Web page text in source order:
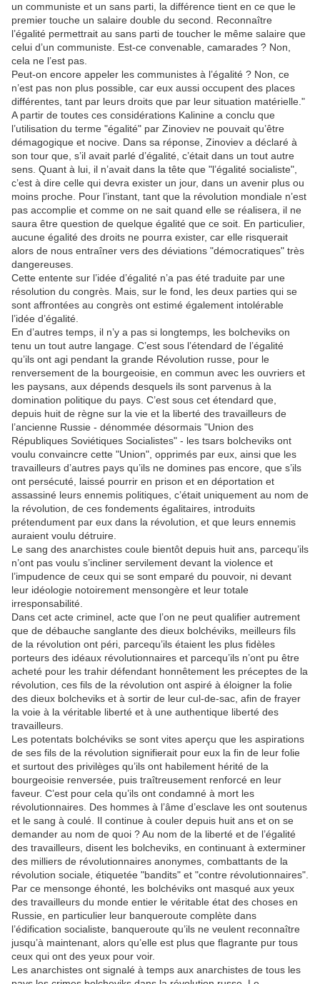
un communiste et un sans parti, la différence tient en ce que le
premier touche un salaire double du second. Reconnaître
l’égalité permettrait au sans parti de toucher le même salaire que
celui d’un communiste. Est-ce convenable, camarades ? Non,
cela ne l’est pas.
Peut-on encore appeler les communistes à l’égalité ? Non, ce
n’est pas non plus possible, car eux aussi occupent des places
différentes, tant par leurs droits que par leur situation matérielle."
A partir de toutes ces considérations Kalinine a conclu que
l’utilisation du terme "égalité" par Zinoviev ne pouvait qu’être
démagogique et nocive. Dans sa réponse, Zinoviev a déclaré à
son tour que, s’il avait parlé d’égalité, c’était dans un tout autre
sens. Quant à lui, il n’avait dans la tête que "l’égalité socialiste",
c’est à dire celle qui devra exister un jour, dans un avenir plus ou
moins proche. Pour l’instant, tant que la révolution mondiale n’est
pas accomplie et comme on ne sait quand elle se réalisera, il ne
saura être question de quelque égalité que ce soit. En particulier,
aucune égalité des droits ne pourra exister, car elle risquerait
alors de nous entraîner vers des déviations "démocratiques" très
dangereuses.
Cette entente sur l’idée d’égalité n’a pas été traduite par une
résolution du congrès. Mais, sur le fond, les deux parties qui se
sont affrontées au congrès ont estimé également intolérable
l’idée d’égalité.
En d’autres temps, il n’y a pas si longtemps, les bolcheviks on
tenu un tout autre langage. C’est sous l’étendard de l’égalité
qu’ils ont agi pendant la grande Révolution russe, pour le
renversement de la bourgeoisie, en commun avec les ouvriers et
les paysans, aux dépends desquels ils sont parvenus à la
domination politique du pays. C’est sous cet étendard que,
depuis huit de règne sur la vie et la liberté des travailleurs de
l’ancienne Russie - dénommée désormais "Union des
Républiques Soviétiques Socialistes" - les tsars bolcheviks ont
voulu convaincre cette "Union", opprimés par eux, ainsi que les
travailleurs d’autres pays qu’ils ne domines pas encore, que s’ils
ont persécuté, laissé pourrir en prison et en déportation et
assassiné leurs ennemis politiques, c’était uniquement au nom de
la révolution, de ces fondements égalitaires, introduits
prétendument par eux dans la révolution, et que leurs ennemis
auraient voulu détruire.
Le sang des anarchistes coule bientôt depuis huit ans, parcequ’ils
n’ont pas voulu s’incliner servilement devant la violence et
l’impudence de ceux qui se sont emparé du pouvoir, ni devant
leur idéologie notoirement mensongère et leur totale
irresponsabilité.
Dans cet acte criminel, acte que l’on ne peut qualifier autrement
que de débauche sanglante des dieux bolchéviks, meilleurs fils
de la révolution ont péri, parcequ’ils étaient les plus fidèles
porteurs des idéaux révolutionnaires et parcequ’ils n’ont pu être
acheté pour les trahir défendant honnêtement les préceptes de la
révolution, ces fils de la révolution ont aspiré à éloigner la folie
des dieux bolcheviks et à sortir de leur cul-de-sac, afin de frayer
la voie à la véritable liberté et à une authentique liberté des
travailleurs.
Les potentats bolchéviks se sont vites aperçu que les aspirations
de ses fils de la révolution signifierait pour eux la fin de leur folie
et surtout des privilèges qu’ils ont habilement hérité de la
bourgeoisie renversée, puis traîtreusement renforcé en leur
faveur. C’est pour cela qu’ils ont condamné à mort les
révolutionnaires. Des hommes à l’âme d’esclave les ont soutenus
et le sang à coulé. Il continue à couler depuis huit ans et on se
demander au nom de quoi ? Au nom de la liberté et de l’égalité
des travailleurs, disent les bolcheviks, en continuant à exterminer
des milliers de révolutionnaires anonymes, combattants de la
révolution sociale, étiquetée "bandits" et "contre révolutionnaires".
Par ce mensonge éhonté, les bolchéviks ont masqué aux yeux
des travailleurs du monde entier le véritable état des choses en
Russie, en particulier leur banqueroute complète dans
l’édification socialiste, banqueroute qu’ils ne veulent reconnaître
jusqu’à maintenant, alors qu’elle est plus que flagrante pur tous
ceux qui ont des yeux pour voir.
Les anarchistes ont signalé à temps aux anarchistes de tous les